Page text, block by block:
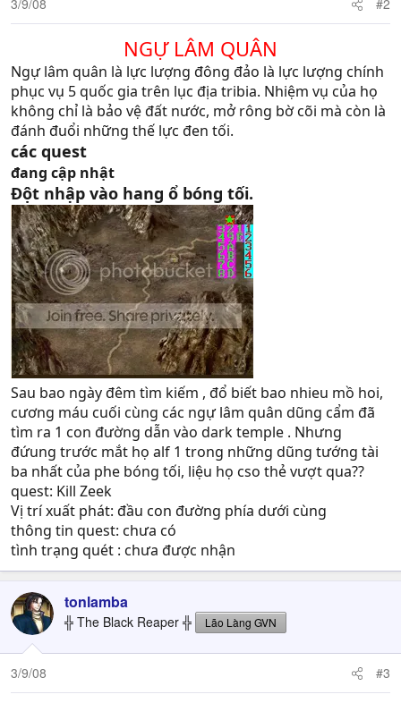
3/9/08 #2
NGỰ LÂM QUÂN
Ngự lâm quân là lực lượng đông đảo là lực lượng chính
phục vụ 5 quốc gia trên lục địa tribia. Nhiệm vụ của họ
không chỉ là bảo vệ đất nước, mở rông bờ cõi mà còn là
đánh đuổi những thế lực đen tối.
các quest
đang cập nhật
Đột nhập vào hang ổ bóng tối.
Sau bao ngày đêm tìm kiếm , đổ biết bao nhieu mồ hoi,
cương máu cuối cùng các ngự lâm quân dũng cẩm đã
tìm ra 1 con đường dẫn vào dark temple . Nhưng
đứung trước mắt họ alf 1 trong những dũng tướng tài
ba nhất của phe bóng tối, liệu họ cso thẻ vượt qua??
quest: Kill Zeek
Vị trí xuất phát: đầu con đường phía dưới cùng
thông tin quest: chưa có
tình trạng quét : chưa được nhận
tonlamba
╬ The Black Reaper ╬ Lão Làng GVN
3/9/08 #3